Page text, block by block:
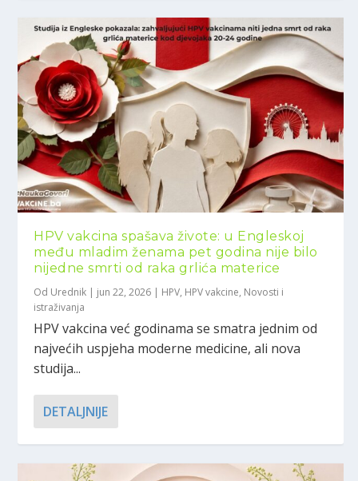
HPV vakcina spašava živote: u Engleskoj
među mladim ženama pet godina nije bilo
nijedne smrti od raka grlića materice
Od Urednik | jun 22, 2026 | HPV, HPV vakcine, Novosti i
istraživanja
HPV vakcina već godinama se smatra jednim od
najvećih uspjeha moderne medicine, ali nova
studija...
DETALJNIJE